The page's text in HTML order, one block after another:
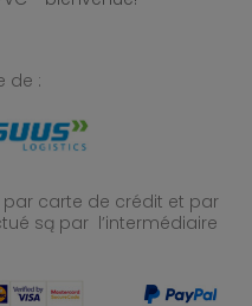
de :
carte de crédit et par
są par l’intermédiaire